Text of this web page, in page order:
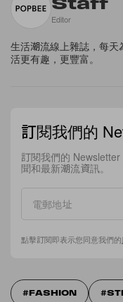
Editor
生活潮流線上雜誌，每
活更有趣，更豐富。
訂閱我們的
訂閱我們的
聞和最新潮流資訊。
點擊訂閱即表示您同意我們的
FASHION